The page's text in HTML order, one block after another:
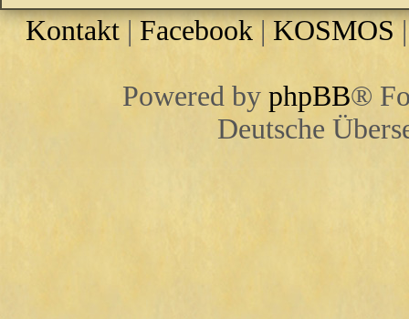
Kontakt | Facebook| KOSMOS
Powered by phpBB®
Deutsche